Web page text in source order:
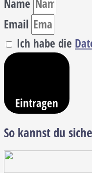
Name
Email
Ich habe die
Eintragen
So kannst du